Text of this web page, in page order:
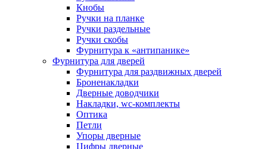
Кнобы
Ручки на планке
Ручки раздельные
Ручки скобы
Фурнитура к «антипанике»
Фурнитура для дверей
Фурнитура для раздвижных дверей
Броненакладки
Дверные доводчики
Накладки, wc-комплекты
Оптика
Петли
Упоры дверные
Цифры дверные